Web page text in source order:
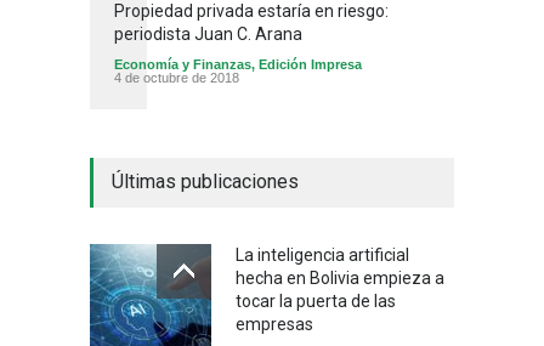
Propiedad privada estaría en riesgo:
periodista Juan C. Arana
Economía y Finanzas, Edición Impresa
4 de octubre de 2018
Últimas publicaciones
La inteligencia artificial
hecha en Bolivia empieza a
tocar la puerta de las
empresas